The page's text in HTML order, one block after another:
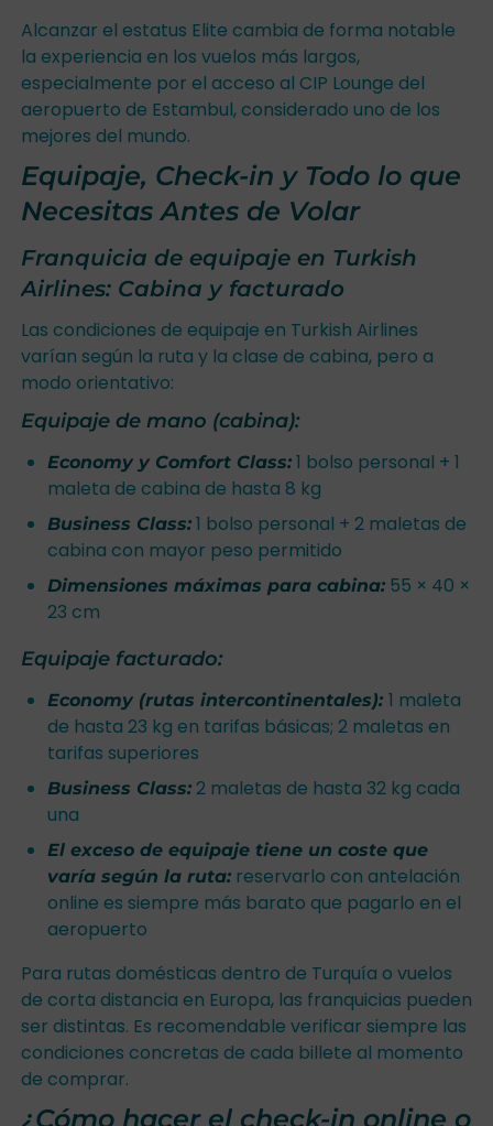
Alcanzar el estatus Elite cambia de forma notable
la experiencia en los vuelos más largos,
especialmente por el acceso al CIP Lounge del
aeropuerto de Estambul, considerado uno de los
mejores del mundo.
Equipaje, Check-in y Todo lo que
Necesitas Antes de Volar
Franquicia de equipaje en Turkish
Airlines: Cabina y facturado
Las condiciones de equipaje en Turkish Airlines
varían según la ruta y la clase de cabina, pero a
modo orientativo:
Equipaje de mano (cabina):
Economy y Comfort Class:1 bolso personal + 1
maleta de cabina de hasta 8 kg
Business Class:1 bolso personal + 2 maletas de
cabina con mayor peso permitido
Dimensiones máximas para cabina:55 × 40 ×
23 cm
Equipaje facturado:
Economy (rutas intercontinentales): 1 maleta
de hasta 23 kg en tarifas básicas; 2 maletas en
tarifas superiores
Business Class:2 maletas de hasta 32 kg cada
una
El exceso de equipaje tiene un coste que
varía según la ruta:reservarlo con antelación
online es siempre más barato que pagarlo en el
aeropuerto
Para rutas domésticas dentro de Turquía o vuelos
de corta distancia en Europa, las franquicias pueden
ser distintas. Es recomendable verificar siempre las
condiciones concretas de cada billete al momento
de comprar.
¿Cómo hacer el check-in online o